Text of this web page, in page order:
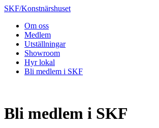
SKF/Konstnärshuset
Om oss
Medlem
Utställningar
Showroom
Hyr lokal
Bli medlem i SKF
Bli medlem i SKF